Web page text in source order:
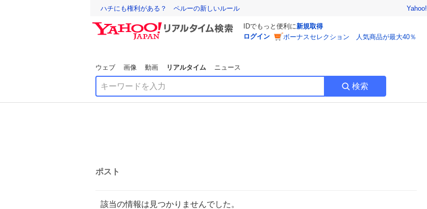
ハチにも権利がある？ ペルーの新しいルール
IDでもっと便利に新規取得
ログイン
ボーナスセレクション 人気商品が最大40％
ウェブ 画像 動画 リアルタイム ニュース
検索
ポスト
該当の情報は見つかりませんでした。